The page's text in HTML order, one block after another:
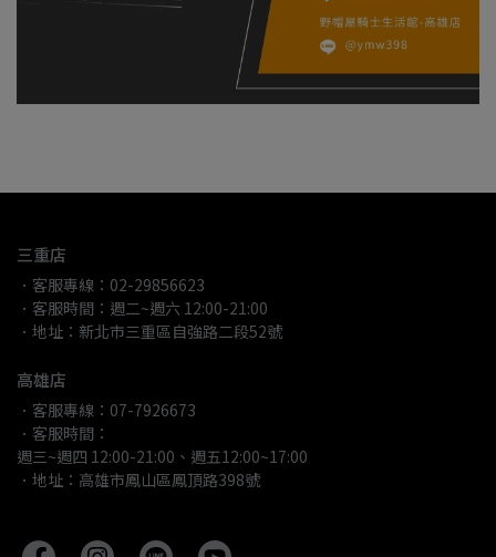
三重店
．客服專線：02-29856623
．客服時間：週二~週六 12:00-21:00
．地址：新北市三重區自強路二段52號
高雄店
．客服專線：07-7926673
．客服時間：
週三~週四 12:00-21:00、週五12:00~17:00
．地址：高雄市鳳山區鳳頂路398號